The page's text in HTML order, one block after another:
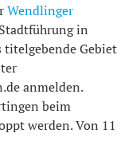
Wendlinger
in
titelgebende Gebiet
anmelden.
beim
werden. Von 11